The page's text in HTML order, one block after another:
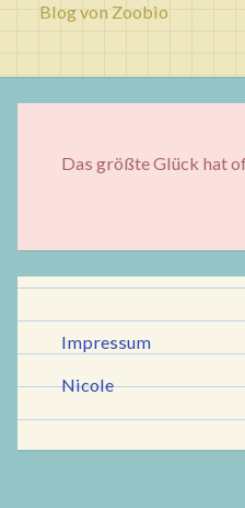
Blog von Zoobio
Das größte Glück hat
Impressum
Nicole